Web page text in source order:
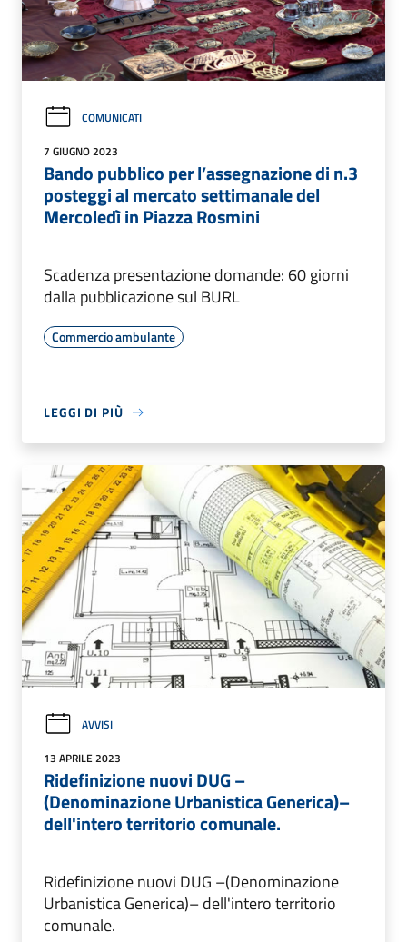
COMUNICATI
7 GIUGNO 2023
Bando pubblico per l’assegnazione di n.3
posteggi al mercato settimanale del
Mercoledì in Piazza Rosmini
Scadenza presentazione domande: 60 giorni
dalla pubblicazione sul BURL
Commercio ambulante
LEGGI DI PIÙ
AVVISI
13 APRILE 2023
Ridefinizione nuovi DUG –
(Denominazione Urbanistica Generica)–
dell'intero territorio comunale.
Ridefinizione nuovi DUG –(Denominazione
Urbanistica Generica)– dell'intero territorio
comunale.